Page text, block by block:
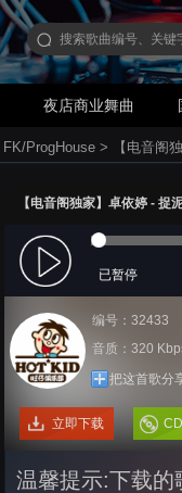
夜店商业舞曲
FK/ProgHouse > 【电音阁
【电音阁独家】卓依婷 -
已暂停
编号：32433
音质：320
把这首歌分
立即下载
温馨提示:下载的